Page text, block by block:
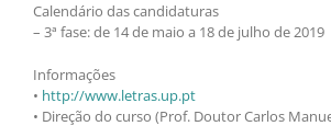
Calendário das candidaturas
– 3ª fase: de 14 de maio a 18 de julho de 2019
Informações
• http://www.letras.up.pt
• Direção do curso (Prof. Doutor Carlos